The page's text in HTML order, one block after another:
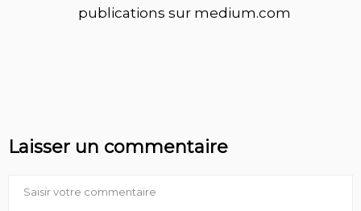
publications sur medium.com
Laisser un commentaire